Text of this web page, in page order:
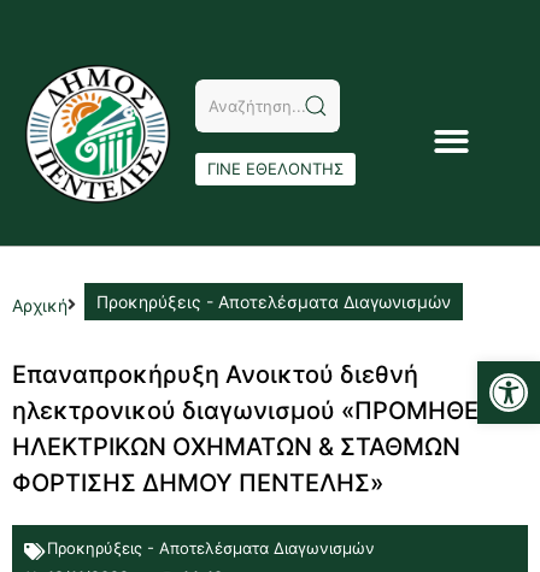
ΓΙΝΕ ΕΘΕΛΟΝΤΗΣ
Αρχική Προκηρύξεις - Αποτελέσματα Διαγωνισμών
Επαναπροκήρυξη Ανοικτού διεθνή
ηλεκτρονικού διαγωνισμού «ΠΡΟΜΗΘΕΙΑ
ΗΛΕΚΤΡΙΚΩΝ ΟΧΗΜΑΤΩΝ & ΣΤΑΘΜΩΝ
ΦΟΡΤΙΣΗΣ ΔΗΜΟΥ ΠΕΝΤΕΛΗΣ»
Προκηρύξεις - Αποτελέσματα Διαγωνισμών